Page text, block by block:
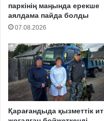
паркінің маңында ерекше
аялдама пайда болды
07.08.2026
Қарағандыда қызметтік ит